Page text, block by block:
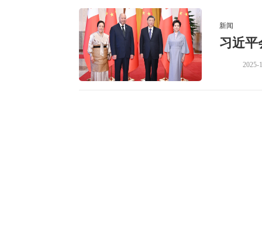
新闻
习近平
2025-